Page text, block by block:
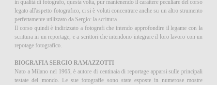
in qualità di fotografo, questa volta, pur mantenendo il carattere peculiare del corso
legato all'aspetto fotografico, ci si è voluti concentrare anche su un altro strumento
perfettamente utilizzato da Sergio: la scrittura.
Il corso quindi è indirizzato a fotografi che intendo approfondire il legame con la
scrittura in un reportage, e a scrittori che intendono integrare il loro lavoro con un
repotage fotografico.
BIOGRAFIA SERGIO RAMAZZOTTI
Nato a Milano nel 1965, è autore di centinaia di reportage apparsi sulle principali
testate del mondo. Le sue fotografie sono state esposte in numerose mostre